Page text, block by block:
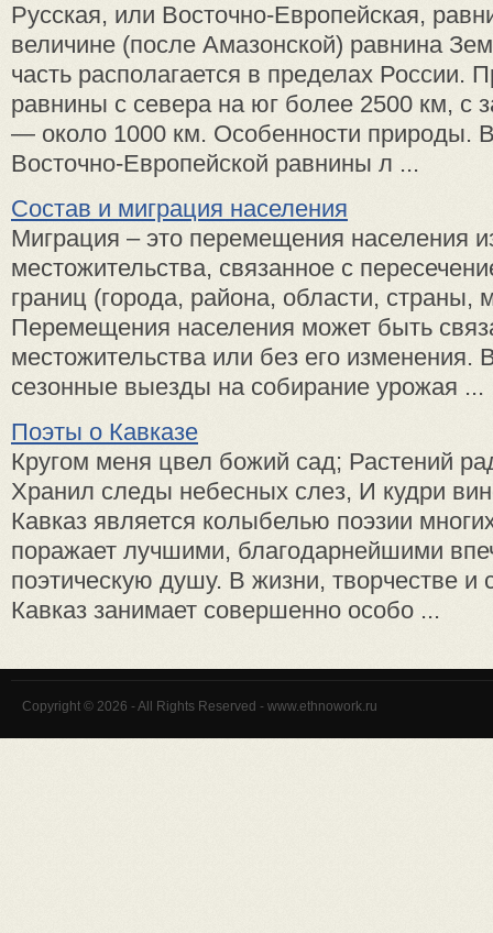
Русская, или Восточно-Европейская,
величине (после Амазонской) равнина
часть располагается в пределах России.
равнины с севера на юг более 2500 км, с
— около 1000 км. Особенности природы.
Восточно-Европейской равнины л ...
Состав и миграция населения
Миграция – это перемещения населения
местожительства, связанное с
границ (города, района, области, страны,
Перемещения населения может быть
местожительства или без его изменения.
сезонные выезды на собирание урожая ...
Поэты о Кавказе
Кругом меня цвел божий сад; Растений
Хранил следы небесных слез, И кудри
Кавказ является колыбелью поэзии
поражает лучшими, благодарнейшими
поэтическую душу. В жизни, творчестве и
Кавказ занимает совершенно особо ...
Copyright © 2026 - All Rights Reserved - www.ethnowork.ru